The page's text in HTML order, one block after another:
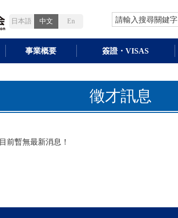
日本語 中文 En 請輸入搜尋關鍵字
事業概要 簽證・VISAS
徵才訊息
目前暫無最新消息！